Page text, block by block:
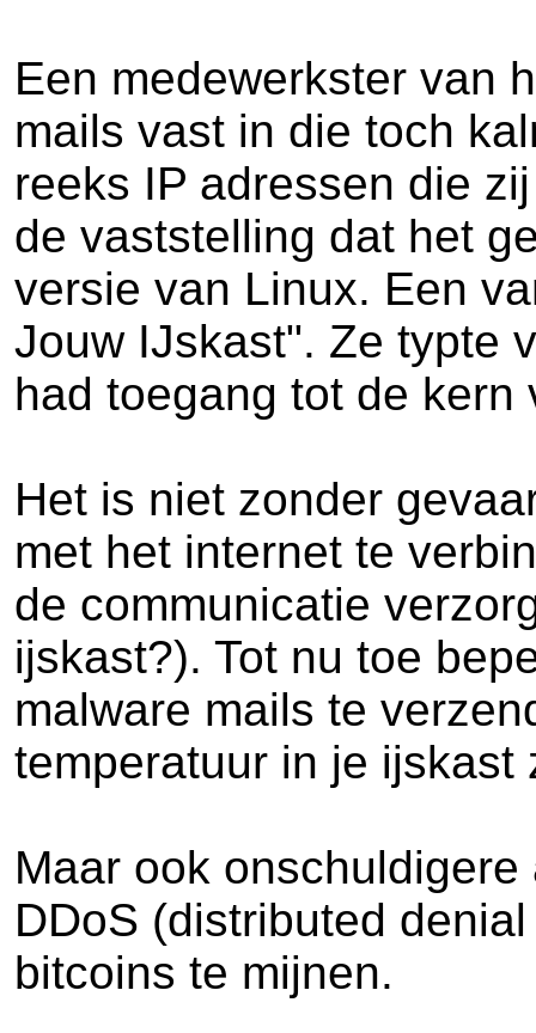
Een medewerkster van
mails vast in die toch
reeks IP adressen die
de vaststelling dat het
versie van Linux. Een
Jouw IJskast". Ze typte
had toegang tot de
Het is niet zonder
met het internet te
de communicatie
ijskast?). Tot nu toe
malware mails te
temperatuur in je
Maar ook
DDoS (distributed
bitcoins te mijnen.